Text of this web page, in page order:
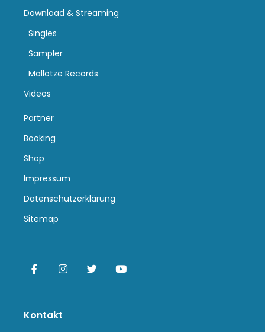
Download & Streaming
Singles
Sampler
Mallotze Records
Videos
Partner
Booking
Shop
Impressum
Datenschutzerklärung
Sitemap
Kontakt